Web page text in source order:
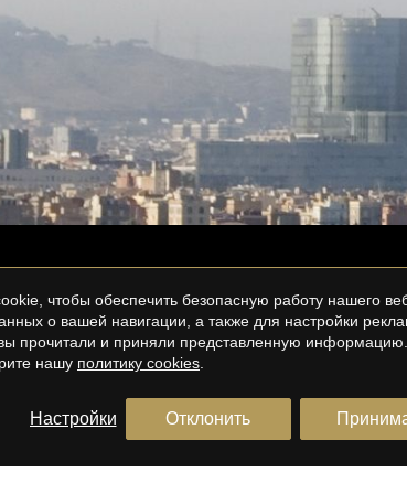
чтобы обеспечить безопасную работу нашего
о вашей навигации, а также для настройки
прочитали и приняли представленную
нашу политику cookies
Настройки Отклонить